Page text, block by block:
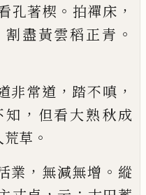
孔著楔 。 拍禪床 ，
割盡黃雲稻正青 。
非常道 ， 踏不嗔 ，
知 ， 但看大熟秋成
荒草 。
業 ， 無減無增 。 縱